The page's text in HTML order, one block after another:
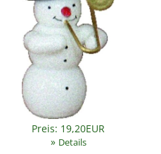
Preis: 19,20EUR
» Details